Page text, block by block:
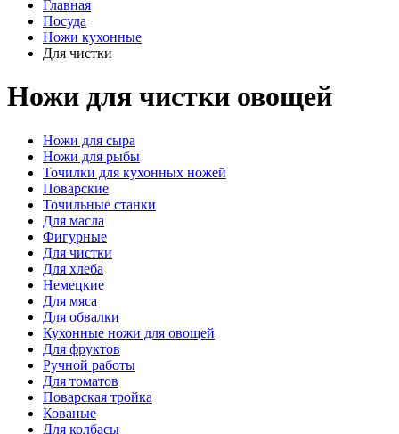
Главная
Посуда
Ножи кухонные
Для чистки
Ножи для чистки овощей
Ножи для сыра
Ножи для рыбы
Точилки для кухонных ножей
Поварские
Точильные станки
Для масла
Фигурные
Для чистки
Для хлеба
Немецкие
Для мяса
Для обвалки
Кухонные ножи для овощей
Для фруктов
Ручной работы
Для томатов
Поварская тройка
Кованые
Для колбасы